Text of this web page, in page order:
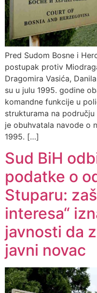
Pred Sudom Bosne i
postupak protiv
Dragomira Vasića,
su u julu 1995. godine
komandne funkcije u
strukturama na
je obuhvatala navode o
1995. […]
Sud BiH
podatke o
Stuparu:
interesa“
javnosti da
javni novac